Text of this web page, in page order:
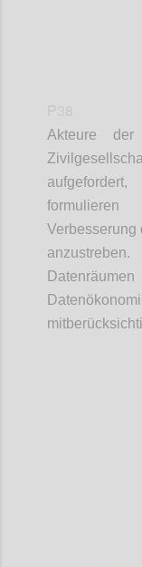
Akteure der
Verbesserung